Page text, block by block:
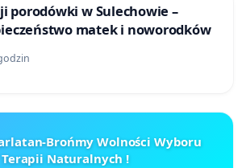
porodówki w Sulechowie –
matek i noworodków
Brońmy Wolności Wyboru
Terapii Naturalnych !